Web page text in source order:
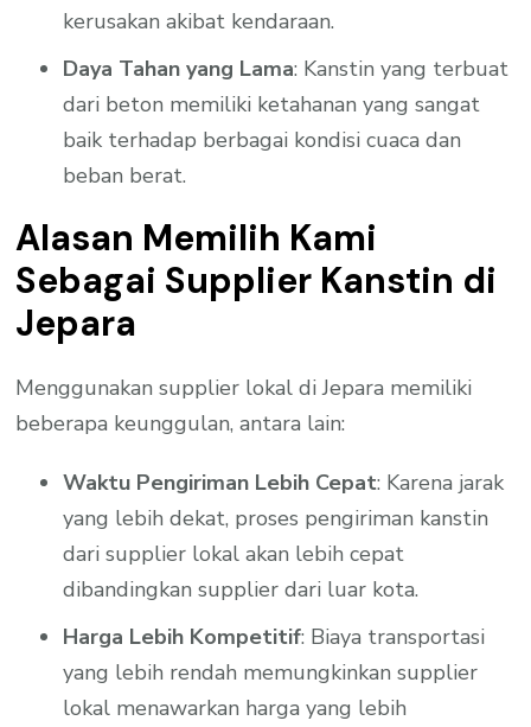
kerusakan akibat kendaraan.
Daya Tahan yang Lama: Kanstin yang terbuat
dari beton memiliki ketahanan yang sangat
baik terhadap berbagai kondisi cuaca dan
beban berat.
Alasan Memilih Kami
Sebagai Supplier Kanstin di
Jepara
Menggunakan supplier lokal di Jepara memiliki
beberapa keunggulan, antara lain:
Waktu Pengiriman Lebih Cepat: Karena jarak
yang lebih dekat, proses pengiriman kanstin
dari supplier lokal akan lebih cepat
dibandingkan supplier dari luar kota.
Harga Lebih Kompetitif: Biaya transportasi
yang lebih rendah memungkinkan supplier
lokal menawarkan harga yang lebih